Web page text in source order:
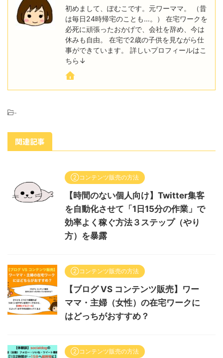
初めまして、ぽむこです。元ワーママ。 （昔
は毎日24時帰宅のことも…。） 在宅ワークを
必死に頑張ったおかげで、会社を辞め、今は
休みも自由。 在宅で2歳の子供を見ながら仕
事ができています。 詳しいプロフィールはこ
ちら↓
-
関連記事
②コンテンツ販売の方法
【時間のない個人向け】Twitter集客
を自動化させて「1日15分の作業」で
効率よく稼ぐ方法３ステップ（やり
方）を暴露
②コンテンツ販売の方法
【ブログ VS コンテンツ販売】ワー
ママ・主婦（女性）の在宅ワークに
はどっちがおすすめ？
②コンテンツ販売の方法